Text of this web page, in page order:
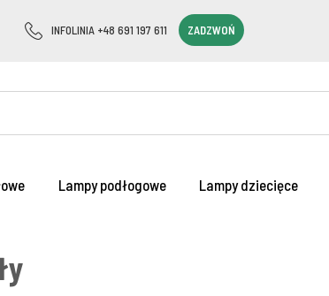
INFOLINIA +48 691 197 611 ZADZWOŃ
Lampy podłogowe Lampy dziecięce